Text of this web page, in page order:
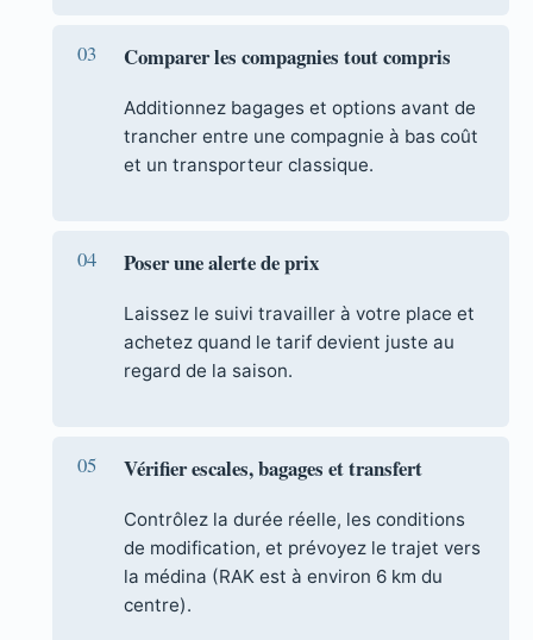
Comparer les compagnies tout compris
Additionnez bagages et options avant de
trancher entre une compagnie à bas coût
et un transporteur classique.
Poser une alerte de prix
Laissez le suivi travailler à votre place et
achetez quand le tarif devient juste au
regard de la saison.
Vérifier escales, bagages et transfert
Contrôlez la durée réelle, les conditions
de modification, et prévoyez le trajet vers
la médina (RAK est à environ 6 km du
centre).